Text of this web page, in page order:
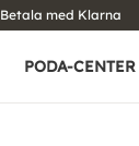
Betala med Klarna
PODA-CENTER